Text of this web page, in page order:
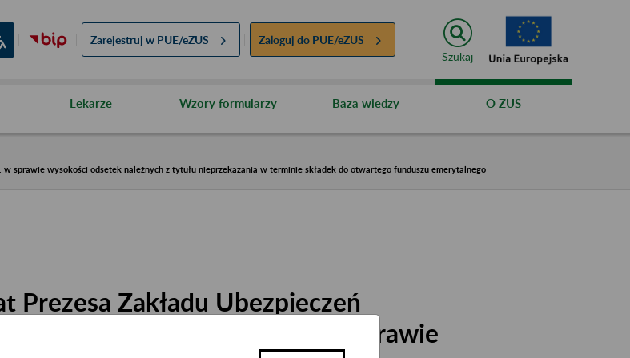
Zarejestruj w PUE/eZUS Zaloguj do PUE/eZUS
Szukaj
Lekarze Wzory formularzy Baza wiedzy O ZUS
w sprawie wysokości odsetek należnych z tytułu nieprzekazania w terminie składek do otwartego funduszu emerytalnego
Prezesa Zakładu Ubezpieczeń
z dnia 10 grudnia 2015 r. w sprawie